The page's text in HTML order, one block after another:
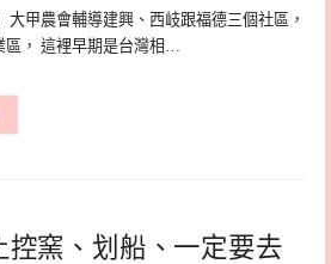
大甲農會輔導建興、西岐跟福德三個社區，
， 這裡早期是台灣相…
控窯、划船、一定要去